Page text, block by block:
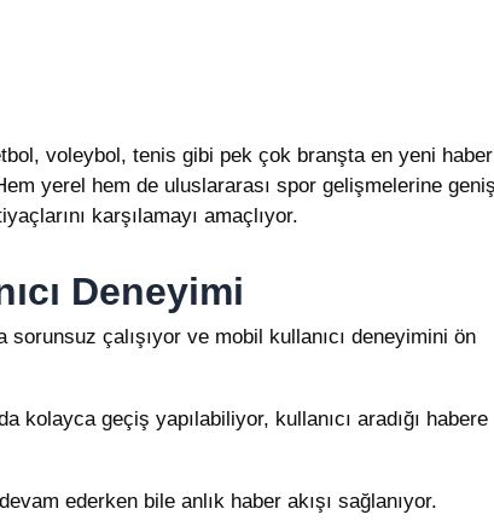
voleybol, tenis gibi pek çok branşta en yeni
yerel hem de uluslararası spor gelişmelerine geniş
karşılamayı amaçlıyor.
Deneyimi
sorunsuz çalışıyor ve mobil kullanıcı deneyimini ön
kolayca geçiş yapılabiliyor, kullanıcı aradığı habere
ederken bile anlık haber akışı sağlanıyor.